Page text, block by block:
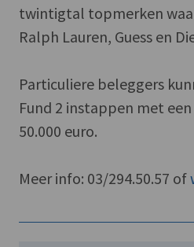
twintigtal topmerken
Ralph Lauren, Guess en
Particuliere beleggers
Fund 2 instappen met
50.000 euro.
Meer info: 03/294.50.57 of